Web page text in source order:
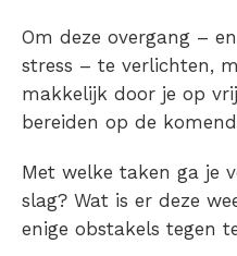
Om deze overgang –
stress – te verlichten,
makkelijk door je op
bereiden op de
Met welke taken ga je
slag? Wat is er deze
enige obstakels tegen